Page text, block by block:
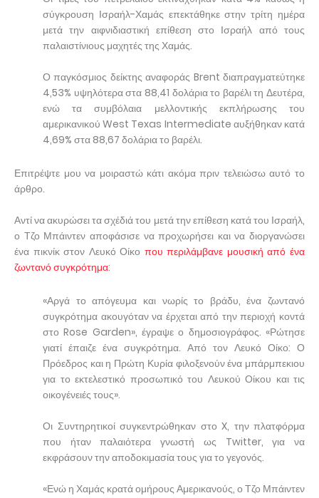
σύγκρουση Ισραήλ-Χαμάς επεκτάθηκε στην τρίτη ημέρα
μετά την αιφνιδιαστική επίθεση στο Ισραήλ από τους
παλαιστίνιους μαχητές της Χαμάς.
Ο παγκόσμιος δείκτης αναφοράς Brent διαπραγματεύτηκε
4,53% υψηλότερα στα 88,41 δολάρια το βαρέλι τη Δευτέρα,
ενώ τα συμβόλαια μελλοντικής εκπλήρωσης του
αμερικανικού West Texas Intermediate αυξήθηκαν κατά
4,69% στα 88,67 δολάρια το βαρέλι.
Επιτρέψτε μου να μοιραστώ κάτι ακόμα πριν τελειώσω αυτό το
άρθρο.
Αντί να ακυρώσει τα σχέδιά του μετά την επίθεση κατά του Ισραήλ,
ο Τζο Μπάιντεν αποφάσισε να προχωρήσει και να διοργανώσει
ένα πικνίκ στον Λευκό Οίκο που περιλάμβανε μουσική από ένα
ζωντανό συγκρότημα:
«Αργά το απόγευμα και νωρίς το βράδυ, ένα ζωντανό
συγκρότημα ακουγόταν να έρχεται από την περιοχή κοντά
στο Rose Garden», έγραψε ο δημοσιογράφος. «Ρώτησε
γιατί έπαιζε ένα συγκρότημα. Από τον Λευκό Οίκο: Ο
Πρόεδρος και η Πρώτη Κυρία φιλοξενούν ένα μπάρμπεκιου
για το εκτελεστικό προσωπικό του Λευκού Οίκου και τις
οικογένειές τους».
Οι Συντηρητικοί συγκεντρώθηκαν στο X, την πλατφόρμα
που ήταν παλαιότερα γνωστή ως Twitter, για να
εκφράσουν την αποδοκιμασία τους για το γεγονός.
«Ενώ η Χαμάς κρατά ομήρους Αμερικανούς, ο Τζο Μπάιντεν